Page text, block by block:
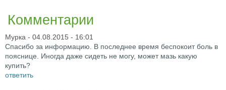
Комментарии
Мурка - 04.08.2015 - 16:01
Спасибо за информацию. В последнее время беспокоит боль в
пояснице. Иногда даже сидеть не могу, может мазь какую
купить?
ответить